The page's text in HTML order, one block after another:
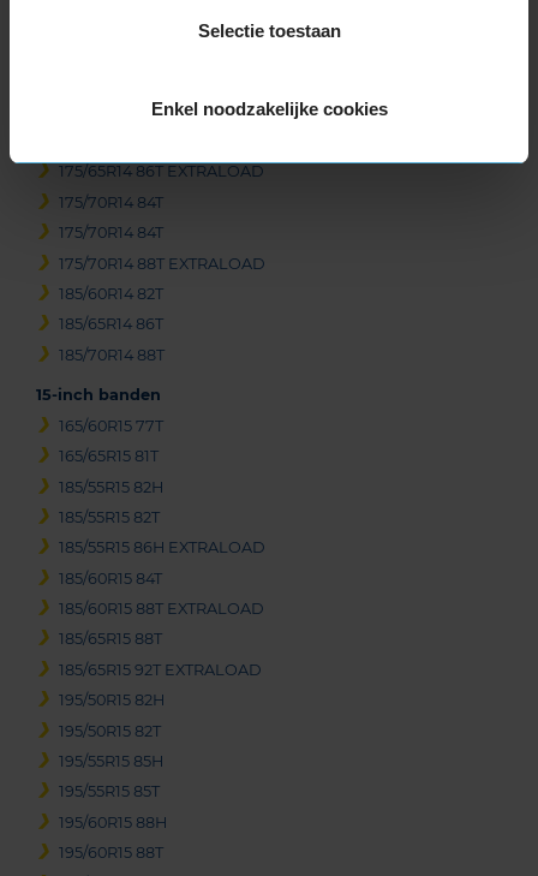
Selectie toestaan
Enkel noodzakelijke cookies
175/65R14 82T
175/65R14 86T EXTRALOAD
175/70R14 84T
175/70R14 84T
175/70R14 88T EXTRALOAD
185/60R14 82T
185/65R14 86T
185/70R14 88T
15-inch banden
165/60R15 77T
165/65R15 81T
185/55R15 82H
185/55R15 82T
185/55R15 86H EXTRALOAD
185/60R15 84T
185/60R15 88T EXTRALOAD
185/65R15 88T
185/65R15 92T EXTRALOAD
195/50R15 82H
195/50R15 82T
195/55R15 85H
195/55R15 85T
195/60R15 88H
195/60R15 88T